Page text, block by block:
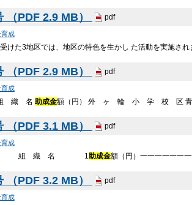
（PDF 2.9 MB） pdf
成
けた3地区では、地区の特色を生かし た活動を実施さ
（PDF 2.9 MB） pdf
成
織 名 助成金額（円） 外 ヶ 輪 小 学 校 区 青少
（PDF 3.1 MB） pdf
成
） 組 織 名 1 助成金額（円）一一一一一一
（PDF 3.2 MB） pdf
成